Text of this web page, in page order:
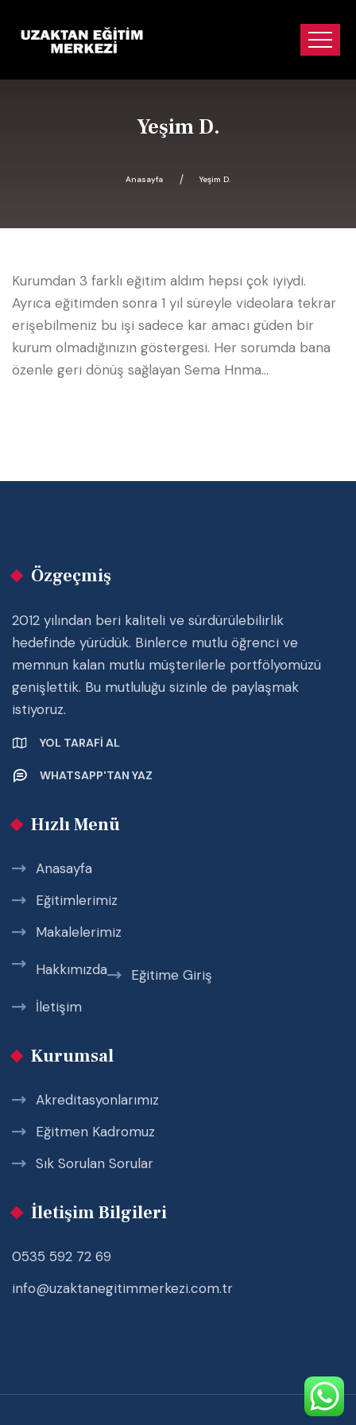
Yeşim D.
Anasayfa Yeşim D.
Kurumdan 3 farklı eğitim aldım hepsi çok iyiydi.
Ayrıca eğitimden sonra 1 yıl süreyle videolara tekrar
erişebilmeniz bu işi sadece kar amacı güden bir
kurum olmadığınızın göstergesi. Her sorumda bana
özenle geri dönüş sağlayan Sema Hnma…
Özgeçmiş
2012 yılından beri kaliteli ve sürdürülebilirlik
hedefinde yürüdük. Binlerce mutlu öğrenci ve
memnun kalan mutlu müşterilerle portfölyomüzü
genişlettik. Bu mutluluğu sizinle de paylaşmak
istiyoruz.
YOL TARAFI AL
WHATSAPP'TAN YAZ
Hızlı Menü
Anasayfa
Eğitimlerimiz
Makalelerimiz
Hakkımızda
Eğitime Giriş
İletişim
Kurumsal
Akreditasyonlarımız
Eğitmen Kadromuz
Sık Sorulan Sorular
İletişim Bilgileri
0535 592 72 69
info@uzaktanegitimmerkezi.com.tr